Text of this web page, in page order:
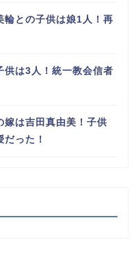
輪との子供は娘1人！再
供は3人！統一教会信者
嫁は吉田真由美！子供
った！